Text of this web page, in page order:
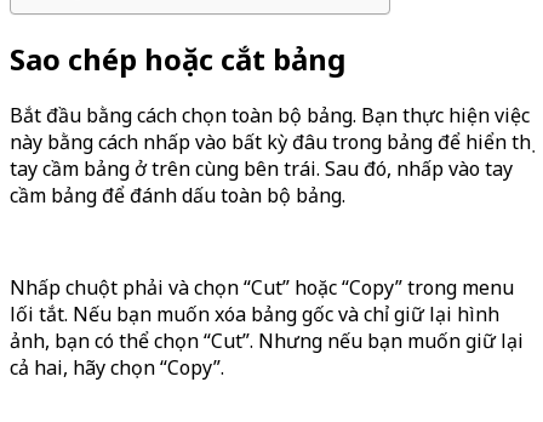
Sao chép hoặc cắt bảng
Bắt đầu bằng cách chọn toàn bộ bảng. Bạn thực hiện việc
này bằng cách nhấp vào bất kỳ đâu trong bảng để hiển thị
tay cầm bảng ở trên cùng bên trái. Sau đó, nhấp vào tay
cầm bảng để đánh dấu toàn bộ bảng.
Nhấp chuột phải và chọn “Cut” hoặc “Copy” trong menu
lối tắt. Nếu bạn muốn xóa bảng gốc và chỉ giữ lại hình
ảnh, bạn có thể chọn “Cut”. Nhưng nếu bạn muốn giữ lại
cả hai, hãy chọn “Copy”.